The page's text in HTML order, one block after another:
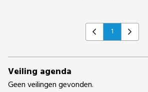
Previous
1 Next
Veiling agenda
Geen veilingen gevonden.